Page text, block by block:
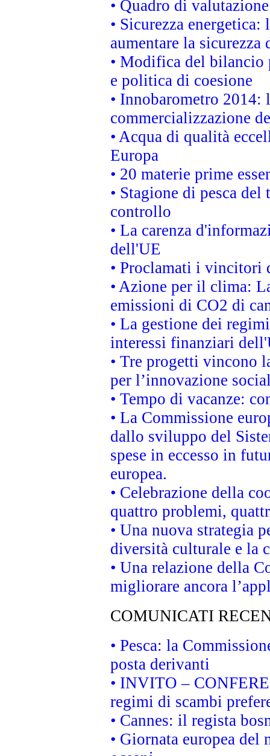
• Quadro di
• Sicurezza
aumentare la
• Modifica del bilancio
e politica di coesione
• Innobarometro 2014:
commercializzazione
• Acqua di qualità
Europa
• 20 materie prime
• Stagione di pesca
controllo
• La carenza
dell'UE
• Proclamati i vincitori
• Azione per il clima:
emissioni di CO2 di
• La gestione dei
interessi finanziari
• Tre progetti vincono
per l’innovazione
• Tempo di vacanze:
• La Commissione
dallo sviluppo del
spese in eccesso in
europea.
• Celebrazione della
quattro problemi,
• Una nuova strategia
diversità culturale e la
• Una relazione della
migliorare ancora
COMUNICATI
• Pesca: la
posta derivanti
• INVITO –
regimi di scambi
• Cannes: il regista
• Giornata europea